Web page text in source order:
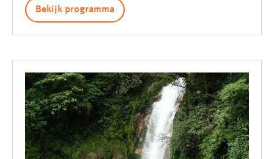
Bekijk programma